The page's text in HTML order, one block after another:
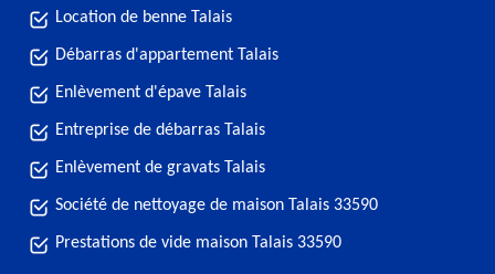
Location de benne Talais
Débarras d'appartement Talais
Enlèvement d'épave Talais
Entreprise de débarras Talais
Enlèvement de gravats Talais
Société de nettoyage de maison Talais 33590
Prestations de vide maison Talais 33590